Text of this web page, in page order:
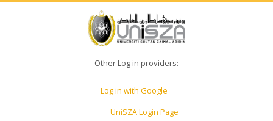
Other Log in providers:
Log in with Google
UniSZA Login Page